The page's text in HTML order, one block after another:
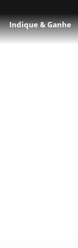
Indique & Ganhe